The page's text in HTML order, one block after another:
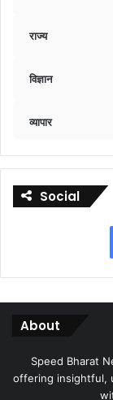
राज्य
विज्ञान
व्यापार
Social
About
Speed Bharat
offering insightful,